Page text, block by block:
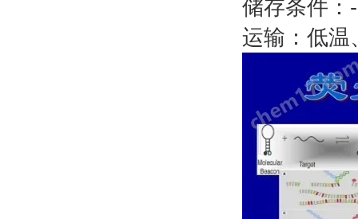
储存条件
运输：低温